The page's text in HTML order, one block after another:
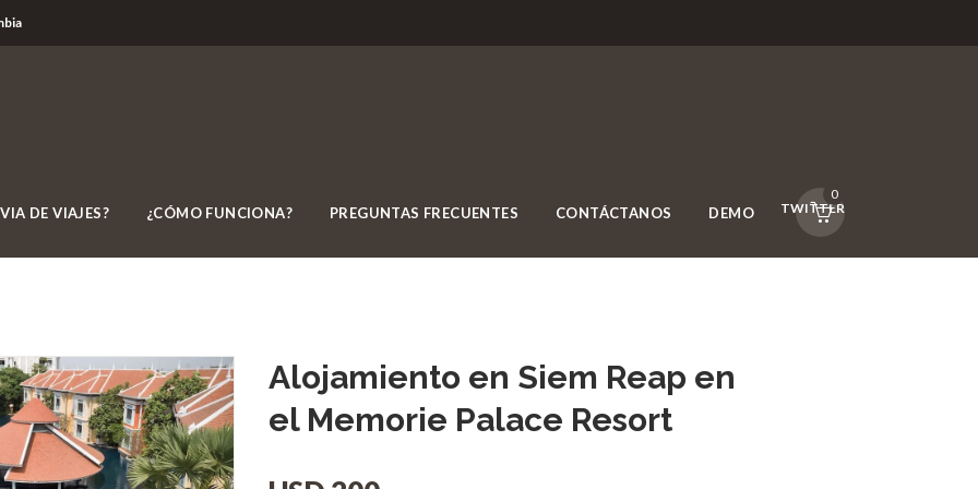
DE VIAJES? ¿CÓMO FUNCIONA? PREGUNTAS FRECUENTES CONTÁCTANOS DEMO
0
Memorie Palace Resort FACEBOOK TWITTER
Alojamiento en Siem Reap en
el Memorie Palace Resort